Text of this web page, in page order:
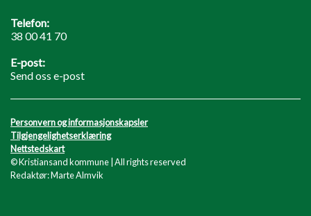
Telefon:
38 00 41 70
E-post:
Send oss e-post
Personvern og informasjonskapsler
Tilgjengelighetserklæring
Nettstedskart
© Kristiansand kommune | All rights reserved
Redaktør: Marte Almvik